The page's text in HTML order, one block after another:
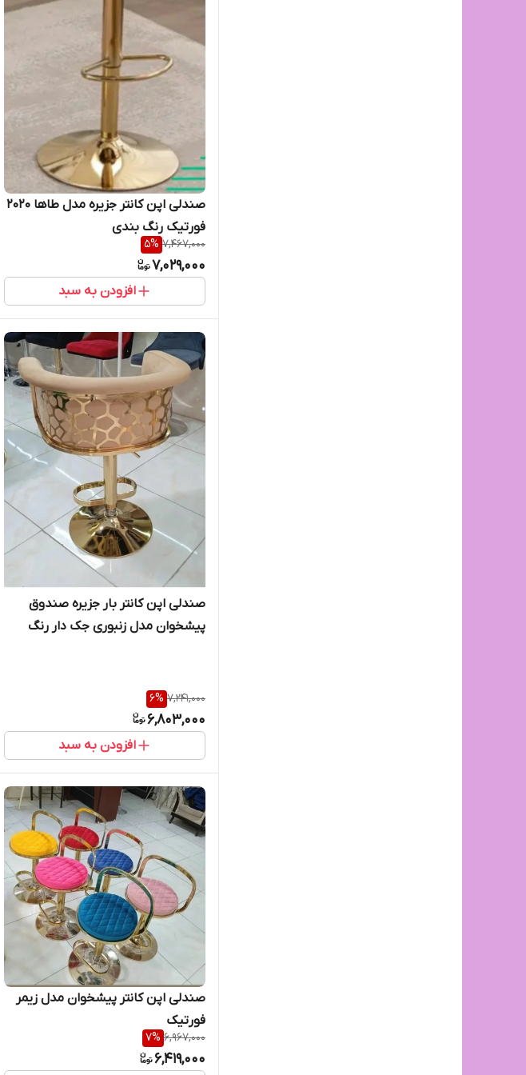
صندلی اپن کانتر جزیره مدل طاها ۲۰۲۰
فورتیک رنگ بندی
7,467,000
5%
7,029,000
افزودن به سبد
صندلی اپن کانتر بار جزیره صندوق
پیشخوان مدل زنبوری جک دار رنگ
7,241,000
6%
6,803,000
افزودن به سبد
صندلی اپن کانتر پیشخوان مدل زیمر
فورتیک
6,967,000
7%
6,419,000